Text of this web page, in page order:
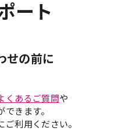
ート
せの前に
くあるご質問や
きます。
利用ください。